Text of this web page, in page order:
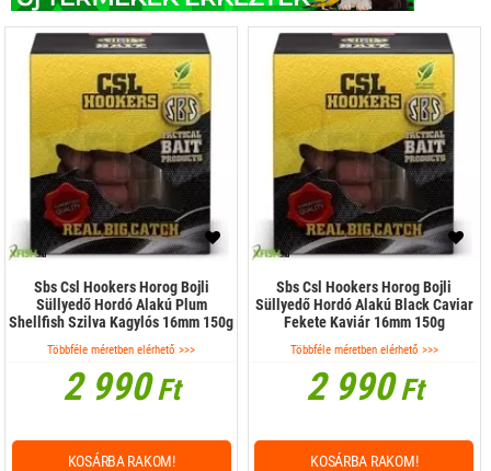
Sbs Csl Hookers Horog Bojli
Süllyedő Hordó Alakú Plum
Shellfish Szilva Kagylós 16mm 150g
Többféle méretben elérhető >>>
2 990Ft
KOSÁRBA RAKOM!
Sbs Csl Hookers Horog Bojli
Süllyedő Hordó Alakú Black Caviar
Fekete Kaviár 16mm 150g
Többféle méretben elérhető >>>
2 990Ft
KOSÁRBA RAKOM!